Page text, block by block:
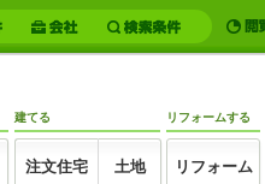
建てる
注文住宅 土地
リフォームする
リフォーム